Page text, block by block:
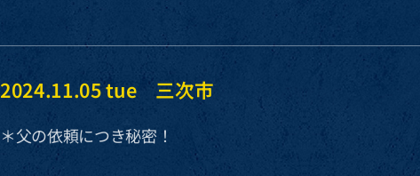
2024.11.05 tue 三次市
＊父の依頼につき秘密！